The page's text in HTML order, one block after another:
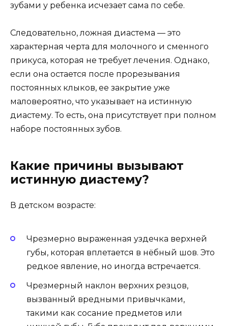
зубами у ребенка исчезает сама по себе.
Следовательно, ложная диастема — это
характерная черта для молочного и сменного
прикуса, которая не требует лечения. Однако,
если она остается после прорезывания
постоянных клыков, ее закрытие уже
маловероятно, что указывает на истинную
диастему. То есть, она присутствует при полном
наборе постоянных зубов.
Какие причины вызывают
истинную диастему?
В детском возрасте:
Чрезмерно выраженная уздечка верхней
губы, которая вплетается в нёбный шов. Это
редкое явление, но иногда встречается.
Чрезмерный наклон верхних резцов,
вызванный вредными привычками,
такими как сосание предметов или